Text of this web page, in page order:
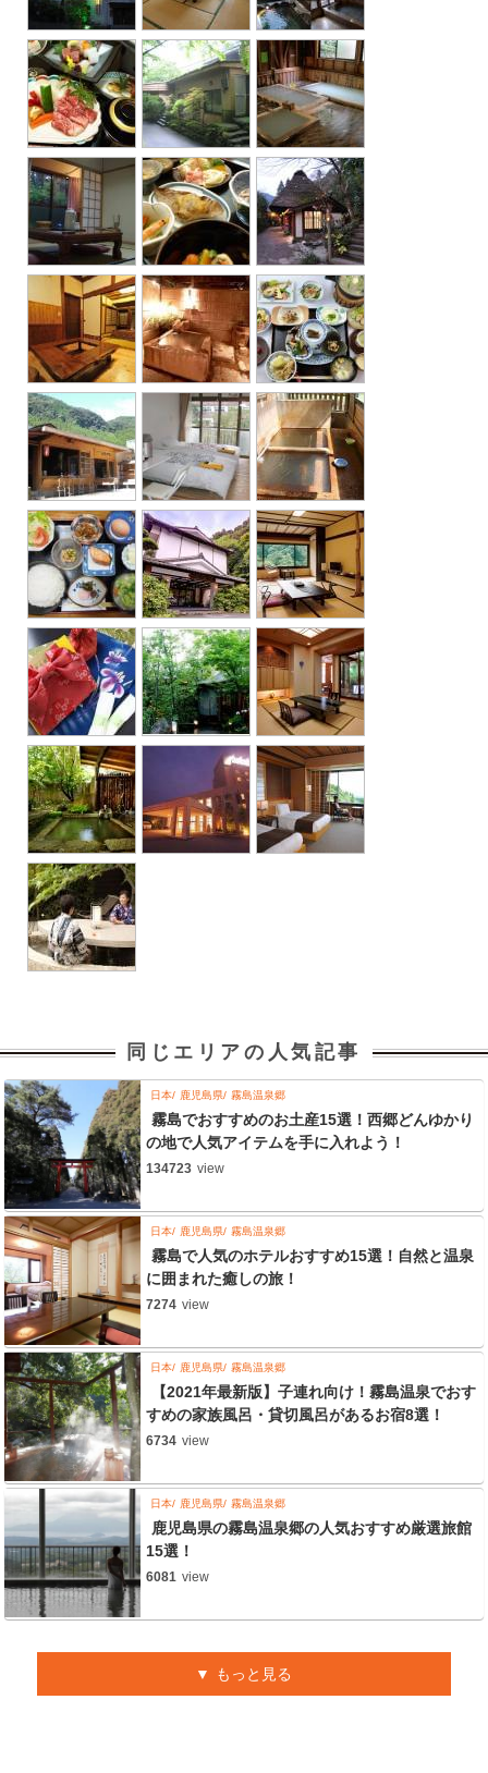
同じエリアの人気記事
日本 鹿児島県 霧島温泉郷
霧島でおすすめのお土産15選！西郷どんゆかり
の地で人気アイテムを手に入れよう！
134723 view
日本 鹿児島県 霧島温泉郷
霧島で人気のホテルおすすめ15選！自然と温泉
に囲まれた癒しの旅！
7274 view
日本 鹿児島県 霧島温泉郷
【2021年最新版】子連れ向け！霧島温泉でおす
すめの家族風呂・貸切風呂があるお宿8選！
6734 view
日本 鹿児島県 霧島温泉郷
鹿児島県の霧島温泉郷の人気おすすめ厳選旅館
15選！
6081 view
もっと見る